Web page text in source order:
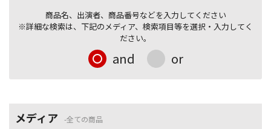
商品名、出演者、商品番号などを入力してください
※詳細な検索は、下記のメディア、検索項目等を選択・入力してく
ださい。
and or
メディア 全ての商品